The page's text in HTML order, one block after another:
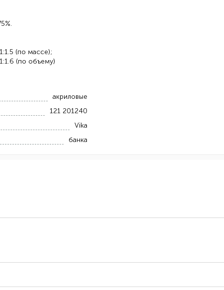
(по массе);
(по объему)
акриловые
121 201240
Vika
банка